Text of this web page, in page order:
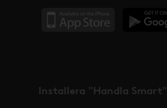
Installera "Handla Smart"